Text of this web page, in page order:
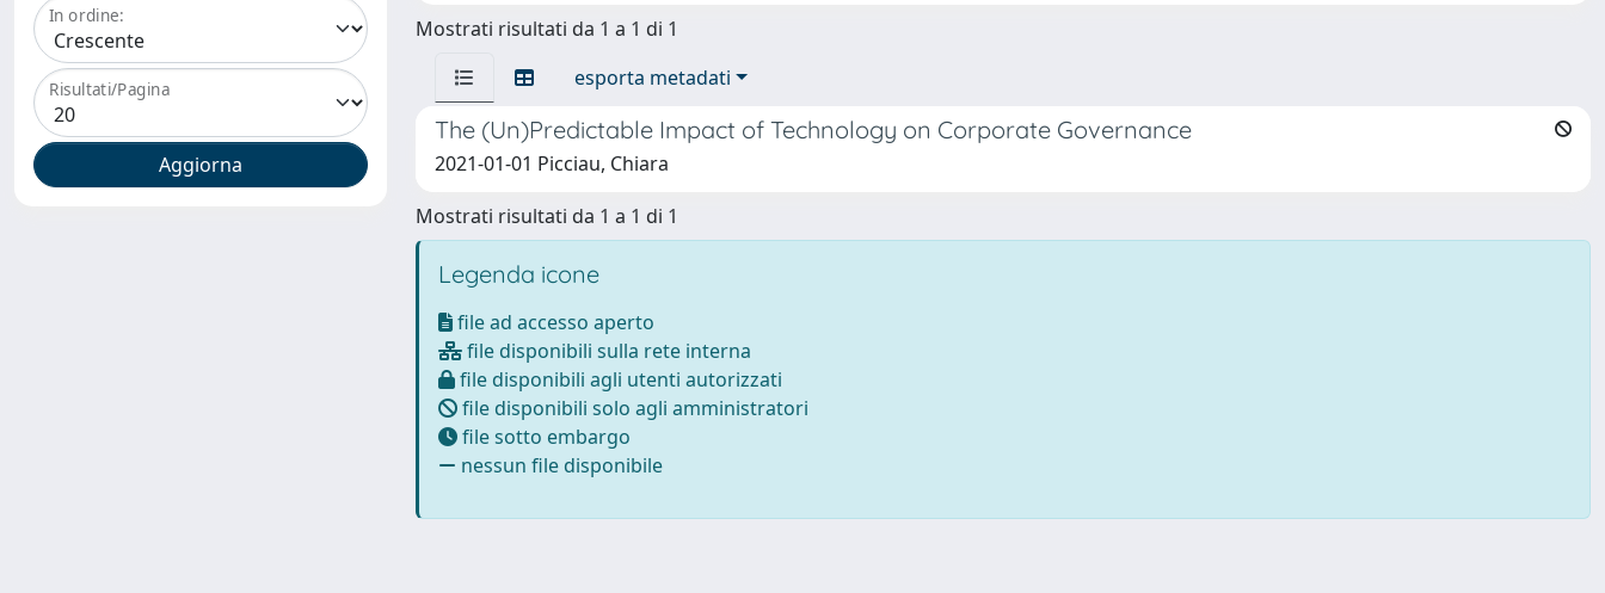
In ordine:
Risultati/Pagina
Mostrati risultati da 1 a 1 di 1
esporta metadati
The (Un)Predictable Impact of Technology on Corporate Governance
2021-01-01 Picciau, Chiara
Mostrati risultati da 1 a 1 di 1
Legenda icone
file ad accesso aperto
file disponibili sulla rete interna
file disponibili agli utenti autorizzati
file disponibili solo agli amministratori
file sotto embargo
nessun file disponibile